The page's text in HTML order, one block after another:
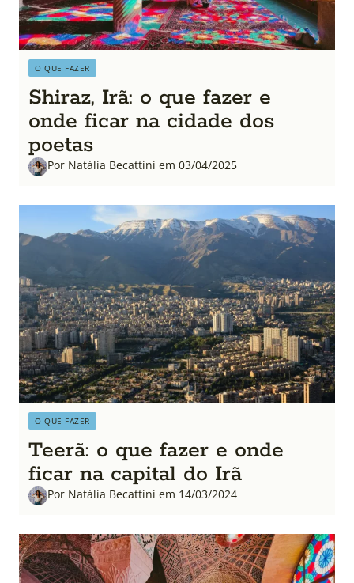
O QUE FAZER
Shiraz, Irã: o que fazer e
onde ficar na cidade dos
poetas
Por Natália Becattini em 03/04/2025
O QUE FAZER
Teerã: o que fazer e onde
ficar na capital do Irã
Por Natália Becattini em 14/03/2024